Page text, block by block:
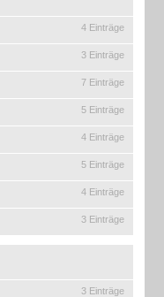
4 Einträge
3 Einträge
7 Einträge
5 Einträge
4 Einträge
5 Einträge
4 Einträge
3 Einträge
3 Einträge